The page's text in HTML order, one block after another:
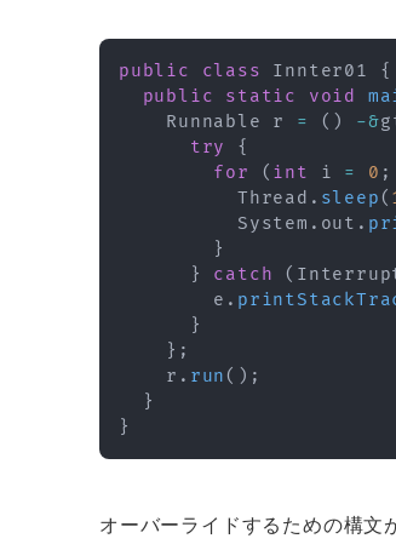
public class Innter01
{
public
static void
Runnable r = ( ) -&
try
{
for
( int i = 0 ;
Thread . sleep (
System . out .
}
}
catch (
        e
.
}
} ;
    r
. run ( ) ;
}
}
オーバーライドするための構文